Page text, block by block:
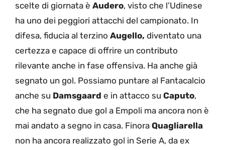
scelte di giornata è Audero, visto che l’Udinese
ha uno dei peggiori attacchi del campionato. In
difesa, fiducia al terzino Augello, diventato una
certezza e capace di offrire un contributo
rilevante anche in fase offensiva. Ha anche già
segnato un gol. Possiamo puntare al Fantacalcio
anche su Damsgaard e in attacco su Caputo,
che ha segnato due gol a Empoli ma ancora non è
mai andato a segno in casa. Finora Quagliarella
non ha ancora realizzato gol in Serie A, da ex